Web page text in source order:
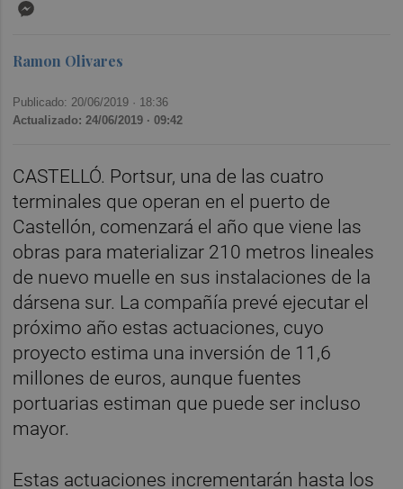
Ramon Olivares
Publicado: 20/06/2019 · 18:36
Actualizado: 24/06/2019 · 09:42
CASTELLÓ. Portsur, una de las cuatro
terminales que operan en el puerto de
Castellón, comenzará el año que viene las
obras para materializar 210 metros lineales
de nuevo muelle en sus instalaciones de la
dársena sur. La compañía prevé ejecutar el
próximo año estas actuaciones, cuyo
proyecto estima una inversión de 11,6
millones de euros, aunque fuentes
portuarias estiman que puede ser incluso
mayor.
Estas actuaciones incrementarán hasta los